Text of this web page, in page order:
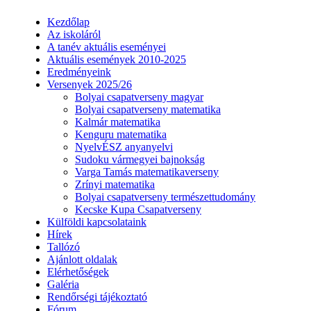
Kezdőlap
Az iskoláról
A tanév aktuális eseményei
Aktuális események 2010-2025
Eredményeink
Versenyek 2025/26
Bolyai csapatverseny magyar
Bolyai csapatverseny matematika
Kalmár matematika
Kenguru matematika
NyelvÉSZ anyanyelvi
Sudoku vármegyei bajnokság
Varga Tamás matematikaverseny
Zrínyi matematika
Bolyai csapatverseny természettudomány
Kecske Kupa Csapatverseny
Külföldi kapcsolataink
Hírek
Tallózó
Ajánlott oldalak
Elérhetőségek
Galéria
Rendőrségi tájékoztató